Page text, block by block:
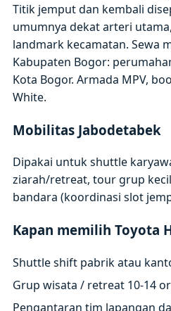
Titik jemput dan kembali
umumnya dekat arteri
landmark kecamatan. Sewa
Kabupaten Bogor:
Kota Bogor. Armada MPV,
White.
Mobilitas Jabodetabek
Dipakai untuk shuttle
ziarah/retreat, tour grup
bandara (koordinasi slot
Kapan memilih Toyota
Shuttle shift pabrik atau
Grup wisata / retreat 10-14
Pengantaran tim lapangan